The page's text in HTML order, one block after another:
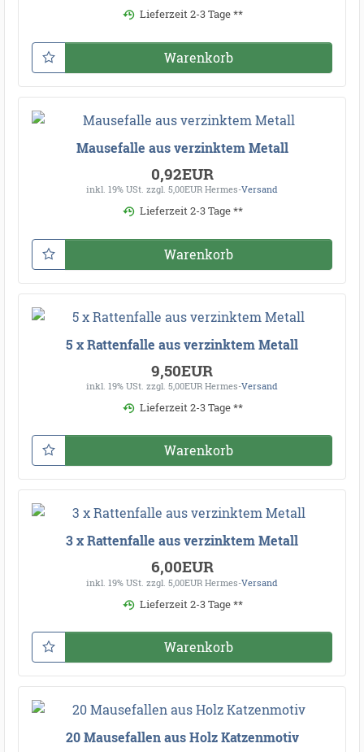
Lieferzeit 2-3 Tage **
Warenkorb
Mausefalle aus verzinktem Metall
0,92EUR
inkl. 19% USt. zzgl. 5,00EUR Hermes-Versand
Lieferzeit 2-3 Tage **
Warenkorb
5 x Rattenfalle aus verzinktem Metall
9,50EUR
inkl. 19% USt. zzgl. 5,00EUR Hermes-Versand
Lieferzeit 2-3 Tage **
Warenkorb
3 x Rattenfalle aus verzinktem Metall
6,00EUR
inkl. 19% USt. zzgl. 5,00EUR Hermes-Versand
Lieferzeit 2-3 Tage **
Warenkorb
20 Mausefallen aus Holz Katzenmotiv